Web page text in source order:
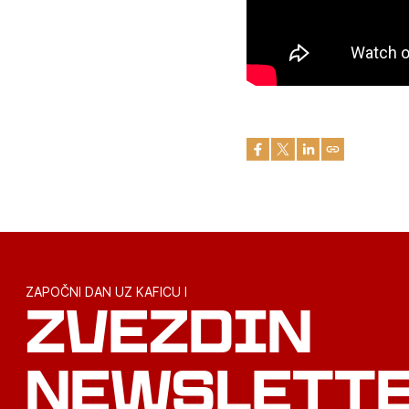
ZAPOČNI DAN UZ KAFICU I
ZVEZDIN